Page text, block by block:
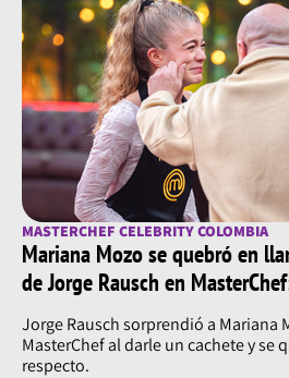
MASTERCHEF CELEBRITY COLOMBIA
Mariana Mozo se quebró en
de Jorge Rausch en
Jorge Rausch sorprendió a Mariana
MasterChef al darle un cachete y se
respecto.